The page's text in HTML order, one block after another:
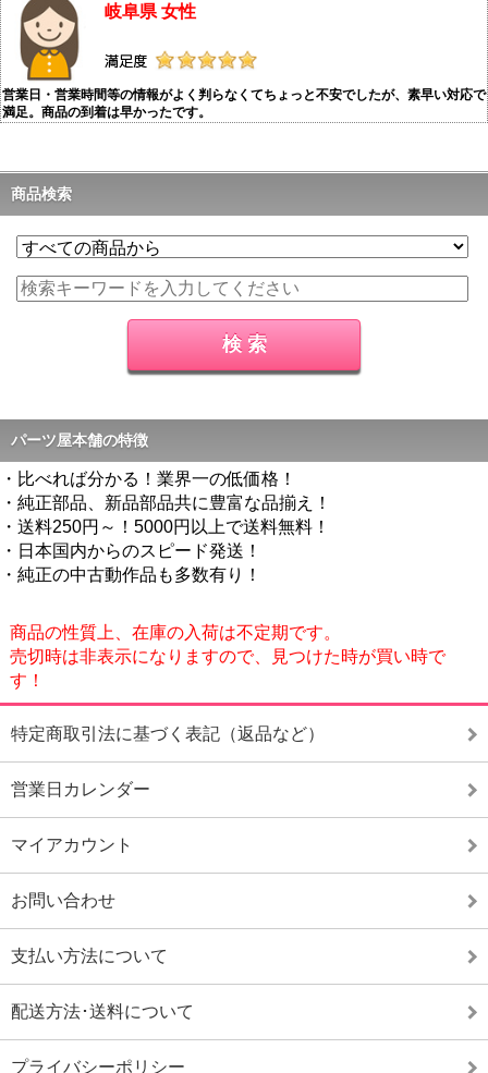
岐阜県 女性
営業日・営業時間等の情報がよく判らなくてちょっと不安でしたが、素早い対応で
満足。商品の到着は早かったです。
商品検索
パーツ屋本舗の特徴
・比べれば分かる！業界一の低価格！
・純正部品、新品部品共に豊富な品揃え！
・送料250円～！5000円以上で送料無料！
・日本国内からのスピード発送！
・純正の中古動作品も多数有り！
商品の性質上、在庫の入荷は不定期です。
売切時は非表示になりますので、見つけた時が買い時で
す！
特定商取引法に基づく表記（返品など）
営業日カレンダー
マイアカウント
お問い合わせ
支払い方法について
配送方法･送料について
プライバシーポリシー